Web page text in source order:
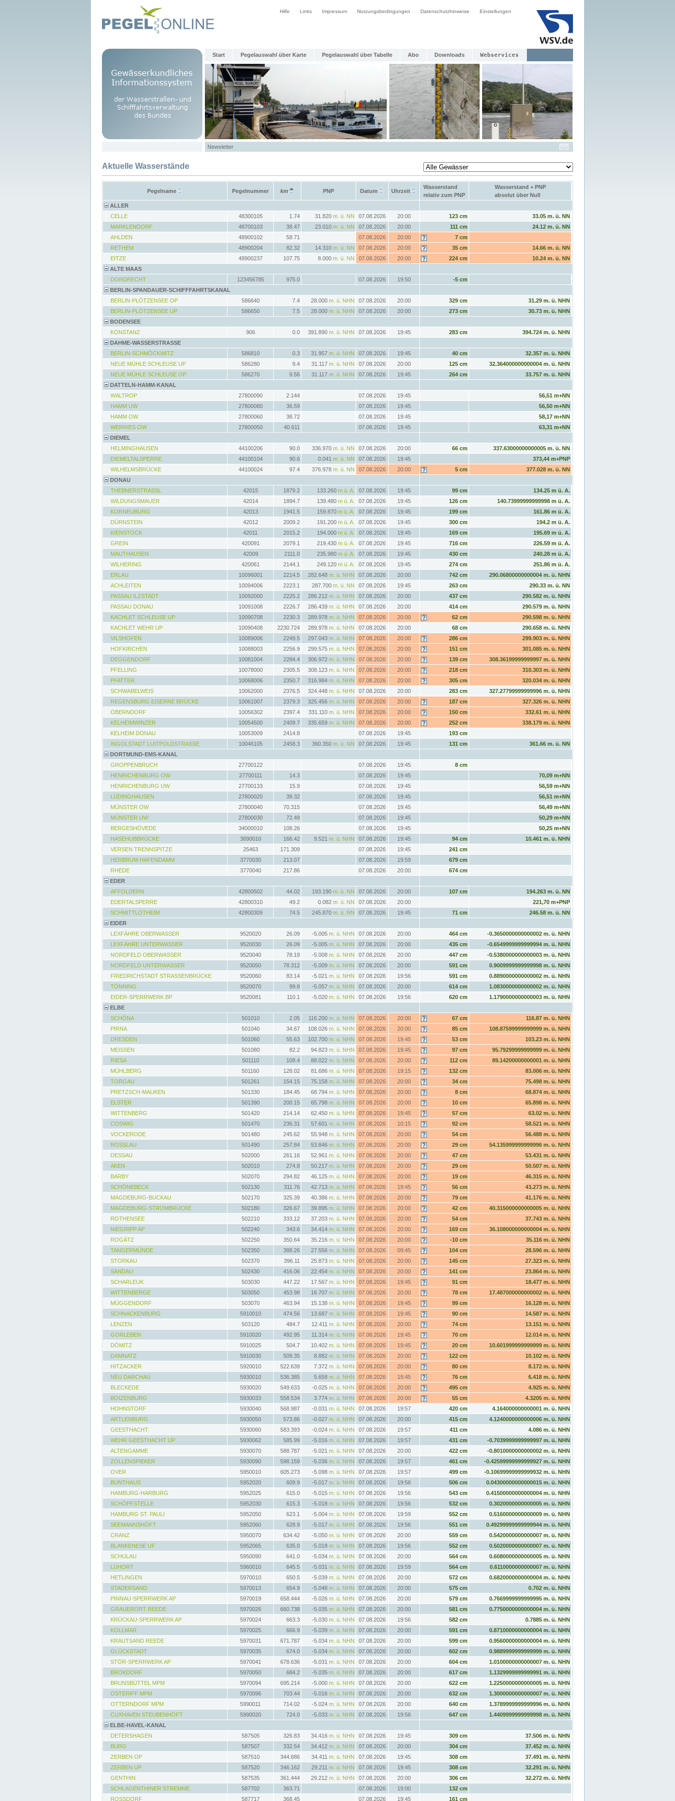
Hilfe Links Impressum Nutzungsbedingungen Datenschutzhinweise Einstellungen
Start Pegelauswahl über Karte Pegelauswahl über Tabelle Abo Downloads Webservices
Newsletter
Aktuelle Wasserstände
Pegelname Pegelnummer km PNP Datum Uhrzeit
Wasserstand
relativ zum PNP
Wasserstand + PNP
absolut über Null
ALLER
CELLE
48300105 1.74 31.820 m. ü. NN 07.08.2026 20:00 123 cm
33.05 m. ü. NN
MARKLENDORF
48700103 38.47 23.010 m. ü. NN 07.08.2026 20:00 111 cm
24.12 m. ü. NN
AHLDEN
48900102 58.71 07.08.2026 20:00
7 cm
RETHEM
48900204 82.32 14.310 m. ü. NN 07.08.2026 20:00 35 cm
14.66 m. ü. NN
EITZE
48900237 107.75 8.000 m. ü. NN 07.08.2026 20:00 224 cm
10.24 m. ü. NN
ALTE MAAS
DORDRECHT
123456785 975.0 07.08.2026 19:50
-5 cm
BERLIN-SPANDAUER-SCHIFFFAHRTSKANAL
BERLIN-PLÖTZENSEE OP
586640 7.4 28.000 m. ü. NHN 07.08.2026 20:00 329 cm
31.29 m. ü. NHN
BERLIN-PLÖTZENSEE UP
586650 7.5 28.000 m. ü. NHN 07.08.2026 20:00 273 cm
30.73 m. ü. NHN
BODENSEE
KONSTANZ
906 0.0 391.890 m. ü. NHN 07.08.2026 19:45 283 cm
394.724 m. ü. NHN
DAHME-WASSERSTRASSE
BERLIN-SCHMÖCKWITZ
586810 0.3 31.957 m. ü. NHN 07.08.2026 19:45 40 cm
32.357 m. ü. NHN
NEUE MÜHLE SCHLEUSE UP
586280 9.4 31.117 m. ü. NHN 07.08.2026 20:00 125 cm
32.364000000000004 m. ü. NHN
NEUE MÜHLE SCHLEUSE OP
586270 9.56 31.117 m. ü. NHN 07.08.2026 19:45 264 cm
33.757 m. ü. NHN
DATTELN-HAMM-KANAL
WALTROP
27800090 2.144 07.08.2026 19:45
56,51 m+NN
HAMM UW
27800080 36.59 07.08.2026 19:45
56,50 m+NN
HAMM OW
27800060 38.72 07.08.2026 19:45
58,17 m+NN
WERRIES OW
27800050 40.611 07.08.2026 19:45
63,31 m+NN
DIEMEL
HELMINGHAUSEN
44100206 90.0 336.970 m. ü. NN 07.08.2026 20:00 66 cm
337.63000000000005 m. ü. NN
DIEMELTALSPERRE
44100104 90.6 0.041 m. ü. NN 07.08.2026 19:45
373,44 m+PNP
WILHELMSBRÜCKE
44100024 97.4 376.978 m. ü. NN 07.08.2026 20:00 5 cm
377.028 m. ü. NN
DONAU
THEBNERSTRASSL
42015 1879.2 133.260 m ü. A. 07.08.2026 19:45 99 cm
134.25 m ü. A.
WILDUNGSMAUER
42014 1894.7 139.480 m ü. A. 07.08.2026 19:45 126 cm
140.73999999999998 m ü. A.
KORNEUBURG
42013 1941.5 159.870 m ü. A. 07.08.2026 19:45 199 cm
161.86 m ü. A.
DÜRNSTEIN
42012 2009.2 191.200 m ü. A. 07.08.2026 19:45 300 cm
194.2 m ü. A.
KIENSTOCK
42011 2015.2 194.000 m ü. A. 07.08.2026 19:45 169 cm
195.69 m ü. A.
GREIN
420091 2079.1 219.430 m ü. A. 07.08.2026 19:45 716 cm
226.59 m ü. A.
MAUTHAUSEN
42009 2111.0 235.980 m ü. A. 07.08.2026 19:45 430 cm
240.28 m ü. A.
WILHERING
420061 2144.1 249.120 m ü. A. 07.08.2026 19:45 274 cm
251.86 m ü. A.
ERLAU
10096001 2214.5 282.648 m. ü. NHN 07.08.2026 20:00 742 cm
290.06800000000004 m. ü. NHN
ACHLEITEN
10094006 2223.1 287.700 m. ü. NN 07.08.2026 19:45 263 cm
290.33 m. ü. NN
PASSAU ILZSTADT
10092000 2225.2 286.212 m. ü. NHN 07.08.2026 20:00 437 cm
290.582 m. ü. NHN
PASSAU DONAU
10091008 2226.7 286.439 m. ü. NHN 07.08.2026 20:00 414 cm
290.579 m. ü. NHN
KACHLET SCHLEUSE UP
10090708 2230.3 289.978 m. ü. NHN 07.08.2026 20:00 62 cm
290.598 m. ü. NHN
KACHLET WEHR UP
10090408 2230.724 289.978 m. ü. NHN 07.08.2026 20:00 68 cm
290.658 m. ü. NHN
VILSHOFEN
10089006 2249.5 297.043 m. ü. NHN 07.08.2026 20:00 286 cm
299.903 m. ü. NHN
HOFKIRCHEN
10088003 2256.9 299.575 m. ü. NHN 07.08.2026 20:00 151 cm
301.085 m. ü. NHN
DEGGENDORF
10081004 2284.4 306.972 m. ü. NHN 07.08.2026 20:00 139 cm
308.36199999999997 m. ü. NHN
PFELLING
10078000 2305.5 308.123 m. ü. NHN 07.08.2026 20:00 218 cm
310.303 m. ü. NHN
PFATTER
10068006 2350.7 316.984 m. ü. NHN 07.08.2026 20:00 305 cm
320.034 m. ü. NHN
SCHWABELWEIS
10062000 2376.5 324.448 m. ü. NHN 07.08.2026 20:00 283 cm
327.27799999999996 m. ü. NHN
REGENSBURG EISERNE BRÜCKE
10061007 2379.3 325.456 m. ü. NHN 07.08.2026 20:00 187 cm
327.326 m. ü. NHN
OBERNDORF
10056302 2397.4 331.110 m. ü. NHN 07.08.2026 20:00 150 cm
332.61 m. ü. NHN
KELHEIMWINZER
10054500 2409.7 335.659 m. ü. NHN 07.08.2026 20:00 252 cm
338.179 m. ü. NHN
KELHEIM DONAU
10053009 2414.8 07.08.2026 19:45
193 cm
INGOLSTADT LUITPOLDSTRASSE
10046105 2458.3 360.350 m. ü. NN 07.08.2026 19:45 131 cm
361.66 m. ü. NN
DORTMUND-EMS-KANAL
GROPPENBRUCH
27700122 07.08.2026 19:45
8 cm
HENRICHENBURG OW
27700111 14.3 07.08.2026 19:45
70,09 m+NN
HENRICHENBURG UW
27700133 15.9 07.08.2026 19:45
56,59 m+NN
LÜDINGHAUSEN
27800020 39.32 07.08.2026 19:45
56,51 m+NN
MÜNSTER OW
27800040 70.315 07.08.2026 19:45
56,49 m+NN
MÜNSTER UW
27800030 72.49 07.08.2026 19:45
50,29 m+NN
BERGESHÖVEDE
34000010 108.26 07.08.2026 19:45
50,25 m+NN
HASEHUBBRÜCKE
3690010 166.42 9.521 m. ü. NHN 07.08.2026 19:45 94 cm
10.461 m. ü. NHN
VERSEN TRENNSPITZE
25463 171.309 07.08.2026 19:45
241 cm
HERBRUM HAFENDAMM
3770030 213.07 07.08.2026 19:59
679 cm
RHEDE
3770040 217.86 07.08.2026 20:00
674 cm
EDER
AFFOLDERN
42800502 44.02 193.190 m. ü. NN 07.08.2026 20:00 107 cm
194.263 m. ü. NN
EDERTALSPERRE
42800310 49.2 0.082 m. ü. NN 07.08.2026 20:00
221,70 m+PNP
SCHMITTLOTHEIM
42800309 74.5 245.870 m. ü. NN 07.08.2026 19:45 71 cm
246.58 m. ü. NN
EIDER
LEXFÄHRE OBERWASSER
9520020 26.09 -5.005 m. ü. NHN 07.08.2026 20:00 464 cm
-0.3650000000000002 m. ü. NHN
LEXFÄHRE UNTERWASSER
9520030 26.09 -5.005 m. ü. NHN 07.08.2026 20:00 435 cm
-0.6549999999999994 m. ü. NHN
NORDFELD OBERWASSER
9520040 78.19 -5.008 m. ü. NHN 07.08.2026 20:00 447 cm
-0.5380000000000003 m. ü. NHN
NORDFELD UNTERWASSER
9520050 78.312 -5.009 m. ü. NHN 07.08.2026 20:00 591 cm
0.9009999999999998 m. ü. NHN
FRIEDRICHSTADT STRASSENBRÜCKE
9520060 83.14 -5.021 m. ü. NHN 07.08.2026 19:56 591 cm
0.8890000000000002 m. ü. NHN
TÖNNING
9520070 99.8 -5.057 m. ü. NHN 07.08.2026 20:00 614 cm
1.0830000000000002 m. ü. NHN
EIDER-SPERRWERK BP
9520081 110.1 -5.020 m. ü. NHN 07.08.2026 19:56 620 cm
1.1790000000000003 m. ü. NHN
ELBE
SCHÖNA
501010 2.05 116.200 m. ü. NHN 07.08.2026 20:00 67 cm
116.87 m. ü. NHN
PIRNA
501040 34.67 108.026 m. ü. NHN 07.08.2026 20:00 85 cm
108.87599999999999 m. ü. NHN
DRESDEN
501060 55.63 102.700 m. ü. NHN 07.08.2026 19:45 53 cm
103.23 m. ü. NHN
MEISSEN
501080 82.2 94.823 m. ü. NHN 07.08.2026 19:45 97 cm
95.79299999999999 m. ü. NHN
RIESA
501110 108.4 88.022 m. ü. NHN 07.08.2026 20:00 112 cm
89.14200000000001 m. ü. NHN
MÜHLBERG
501160 128.02 81.686 m. ü. NHN 07.08.2026 19:15 132 cm
83.006 m. ü. NHN
TORGAU
501261 154.15 75.158 m. ü. NHN 07.08.2026 20:00 34 cm
75.498 m. ü. NHN
PRETZSCH-MAUKEN
501330 184.45 68.794 m. ü. NHN 07.08.2026 20:00 8 cm
68.874 m. ü. NHN
ELSTER
501390 200.15 65.798 m. ü. NHN 07.08.2026 20:00 10 cm
65.898 m. ü. NHN
WITTENBERG
501420 214.14 62.450 m. ü. NHN 07.08.2026 19:45 57 cm
63.02 m. ü. NHN
COSWIG
501470 236.31 57.601 m. ü. NHN 07.08.2026 10:15 92 cm
58.521 m. ü. NHN
VOCKERODE
501480 245.62 55.948 m. ü. NHN 07.08.2026 20:00 54 cm
56.488 m. ü. NHN
ROSSLAU
501490 257.84 53.846 m. ü. NHN 07.08.2026 20:00 29 cm
54.135999999999996 m. ü. NHN
DESSAU
502000 261.16 52.961 m. ü. NHN 07.08.2026 20:00 47 cm
53.431 m. ü. NHN
AKEN
502010 274.8 50.217 m. ü. NHN 07.08.2026 20:00 29 cm
50.507 m. ü. NHN
BARBY
502070 294.82 46.125 m. ü. NHN 07.08.2026 20:00 19 cm
46.315 m. ü. NHN
SCHÖNEBECK
502130 311.76 42.713 m. ü. NHN 07.08.2026 19:45 56 cm
43.273 m. ü. NHN
MAGDEBURG-BUCKAU
502170 325.39 40.386 m. ü. NHN 07.08.2026 20:00 79 cm
41.176 m. ü. NHN
MAGDEBURG-STROMBRÜCKE
502180 326.67 39.895 m. ü. NHN 07.08.2026 20:00 42 cm
40.315000000000005 m. ü. NHN
ROTHENSEE
502210 333.12 37.203 m. ü. NHN 07.08.2026 20:00 54 cm
37.743 m. ü. NHN
NIEGRIPP AP
502240 343.6 34.414 m. ü. NHN 07.08.2026 20:00 169 cm
36.108000000000004 m. ü. NHN
ROGÄTZ
502250 350.64 35.216 m. ü. NHN 07.08.2026 20:00 -10 cm
35.116 m. ü. NHN
TANGERMÜNDE
502350 388.26 27.556 m. ü. NHN 07.08.2026 09:45 104 cm
28.596 m. ü. NHN
STORKAU
502370 396.11 25.873 m. ü. NHN 07.08.2026 20:00 145 cm
27.323 m. ü. NHN
SANDAU
502430 416.06 22.454 m. ü. NHN 07.08.2026 20:00 141 cm
23.864 m. ü. NHN
SCHARLEUK
503030 447.22 17.567 m. ü. NHN 07.08.2026 19:45 91 cm
18.477 m. ü. NHN
WITTENBERGE
503050 453.98 16.707 m. ü. NHN 07.08.2026 20:00 78 cm
17.487000000000002 m. ü. NHN
MÜGGENDORF
503070 463.94 15.138 m. ü. NHN 07.08.2026 19:45 99 cm
16.128 m. ü. NHN
SCHNACKENBURG
5910010 474.56 13.687 m. ü. NHN 07.08.2026 19:45 90 cm
14.587 m. ü. NHN
LENZEN
503120 484.7 12.411 m. ü. NHN 07.08.2026 20:00 74 cm
13.151 m. ü. NHN
GORLEBEN
5910020 492.95 11.314 m. ü. NHN 07.08.2026 19:45 70 cm
12.014 m. ü. NHN
DÖMITZ
5910025 504.7 10.402 m. ü. NHN 07.08.2026 19:45 20 cm
10.601999999999999 m. ü. NHN
DAMNATZ
5910030 509.35 8.882 m. ü. NHN 07.08.2026 20:00 122 cm
10.102 m. ü. NHN
HITZACKER
5920010 522.639 7.372 m. ü. NHN 07.08.2026 20:00 80 cm
8.172 m. ü. NHN
NEU DARCHAU
5930010 536.385 5.658 m. ü. NHN 07.08.2026 19:45 76 cm
6.418 m. ü. NHN
BLECKEDE
5930020 549.633 -0.025 m. ü. NHN 07.08.2026 20:00 495 cm
4.925 m. ü. NHN
BOIZENBURG
5930033 558.534 3.774 m. ü. NHN 07.08.2026 20:00 55 cm
4.3205 m. ü. NHN
HOHNSTORF
5930040 568.987 -0.031 m. ü. NHN 07.08.2026 19:57 420 cm
4.164000000000001 m. ü. NHN
ARTLENBURG
5930050 573.86 -0.027 m. ü. NHN 07.08.2026 20:00 415 cm
4.1240000000000006 m. ü. NHN
GEESTHACHT
5930060 583.393 -0.024 m. ü. NHN 07.08.2026 19:57 411 cm
4.086 m. ü. NHN
WEHR GEESTHACHT UP
5930062 585.99 -5.016 m. ü. NHN 07.08.2026 19:57 431 cm
-0.7039999999999997 m. ü. NHN
ALTENGAMME
5930070 588.787 -5.021 m. ü. NHN 07.08.2026 20:00 422 cm
-0.8010000000000002 m. ü. NHN
ZOLLENSPIEKER
5930090 598.159 -5.036 m. ü. NHN 07.08.2026 19:57 461 cm
-0.42599999999999927 m. ü. NHN
OVER
5950010 605.273 -5.098 m. ü. NHN 07.08.2026 19:57 499 cm
-0.10699999999999932 m. ü. NHN
BUNTHAUS
5952020 609.9 -5.017 m. ü. NHN 07.08.2026 19:56 506 cm
0.04300000000000015 m. ü. NHN
HAMBURG-HARBURG
5952025 615.0 -5.015 m. ü. NHN 07.08.2026 19:56 543 cm
0.41500000000000004 m. ü. NHN
SCHÖPFSTELLE
5952030 615.3 -5.018 m. ü. NHN 07.08.2026 19:56 532 cm
0.3020000000000005 m. ü. NHN
HAMBURG ST. PAULI
5952050 623.1 -5.004 m. ü. NHN 07.08.2026 19:59 552 cm
0.5160000000000009 m. ü. NHN
SEEMANNSHÖFT
5952060 628.9 -5.017 m. ü. NHN 07.08.2026 19:56 551 cm
0.49299999999999944 m. ü. NHN
CRANZ
5950070 634.42 -5.050 m. ü. NHN 07.08.2026 20:00 559 cm
0.5420000000000007 m. ü. NHN
BLANKENESE UF
5952065 635.0 -5.018 m. ü. NHN 07.08.2026 19:56 552 cm
0.5020000000000007 m. ü. NHN
SCHULAU
5950090 641.0 -5.034 m. ü. NHN 07.08.2026 20:00 564 cm
0.6080000000000005 m. ü. NHN
LÜHORT
5960010 645.5 -5.031 m. ü. NHN 07.08.2026 19:59 564 cm
0.6110000000000007 m. ü. NHN
HETLINGEN
5970010 650.5 -5.039 m. ü. NHN 07.08.2026 20:00 572 cm
0.6820000000000004 m. ü. NHN
STADERSAND
5970013 654.9 -5.048 m. ü. NHN 07.08.2026 20:00 575 cm
0.702 m. ü. NHN
PINNAU-SPERRWERK AP
5970019 658.444 -5.026 m. ü. NHN 07.08.2026 20:00 579 cm
0.7669999999999995 m. ü. NHN
GRAUERORT REEDE
5970026 660.738 -5.035 m. ü. NHN 07.08.2026 20:00 581 cm
0.7750000000000004 m. ü. NHN
KRÜCKAU-SPERRWERK AP
5970024 663.3 -5.030 m. ü. NHN 07.08.2026 19:56 582 cm
0.7885 m. ü. NHN
KOLLMAR
5970025 666.9 -5.039 m. ü. NHN 07.08.2026 20:00 591 cm
0.8710000000000004 m. ü. NHN
KRAUTSAND REEDE
5970031 671.787 -5.034 m. ü. NHN 07.08.2026 20:00 599 cm
0.9560000000000004 m. ü. NHN
GLÜCKSTADT
5970035 674.0 -5.034 m. ü. NHN 07.08.2026 20:00 602 cm
0.9889999999999999 m. ü. NHN
STÖR-SPERRWERK AP
5970041 678.636 -5.031 m. ü. NHN 07.08.2026 20:00 604 cm
1.0100000000000007 m. ü. NHN
BROKDORF
5970050 684.2 -5.035 m. ü. NHN 07.08.2026 20:00 617 cm
1.1329999999999991 m. ü. NHN
BRUNSBÜTTEL MPM
5970094 695.214 -5.000 m. ü. NHN 07.08.2026 20:00 622 cm
1.2250000000000005 m. ü. NHN
OSTERIFF MPM
5970096 703.44 -5.016 m. ü. NHN 07.08.2026 20:00 632 cm
1.3000000000000007 m. ü. NHN
OTTERNDORF MPM
5990011 714.02 -5.024 m. ü. NHN 07.08.2026 20:00 640 cm
1.3789999999999996 m. ü. NHN
CUXHAVEN STEUBENHÖFT
5990020 724.0 -5.033 m. ü. NHN 07.08.2026 19:56 647 cm
1.4409999999999998 m. ü. NHN
ELBE-HAVEL-KANAL
DETERSHAGEN
587505 326.83 34.416 m. ü. NHN 07.08.2026 19:45 309 cm
37.506 m. ü. NHN
BURG
587507 332.54 34.412 m. ü. NHN 07.08.2026 20:00 304 cm
37.452 m. ü. NHN
ZERBEN OP
587510 344.686 34.411 m. ü. NHN 07.08.2026 19:45 308 cm
37.491 m. ü. NHN
ZERBEN UP
587520 346.162 29.211 m. ü. NHN 07.08.2026 19:45 308 cm
32.291 m. ü. NHN
GENTHIN
587535 361.444 29.212 m. ü. NHN 07.08.2026 20:00 306 cm
32.272 m. ü. NHN
SCHLAGENTHINER STREMME
587702 363.71 07.08.2026 19:00
132 cm
ROSSDORF
587717 368.45 07.08.2026 19:45 161 cm